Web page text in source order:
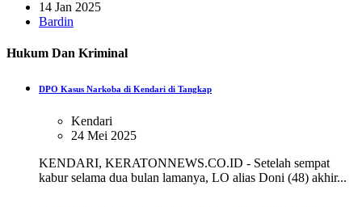
14 Jan 2025
Bardin
Hukum Dan Kriminal
DPO Kasus Narkoba di Kendari di Tangkap
Kendari
24 Mei 2025
KENDARI, KERATONNEWS.CO.ID - Setelah sempat
kabur selama dua bulan lamanya, LO alias Doni (48) akhir...